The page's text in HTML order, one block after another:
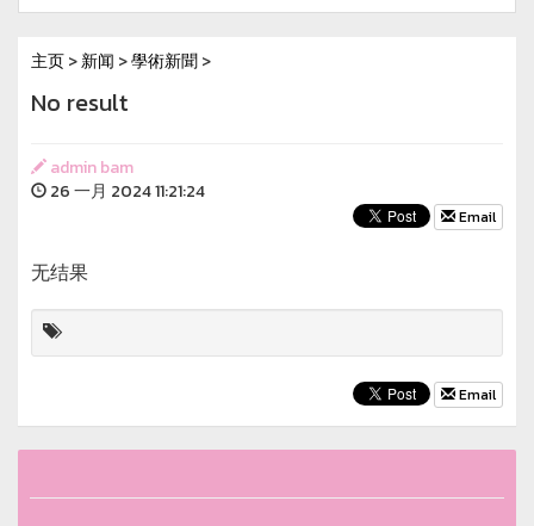
主页>新闻 >學術新聞>
No result
admin bam
26 一月 2024 11:21:24
Email
无结果
Email